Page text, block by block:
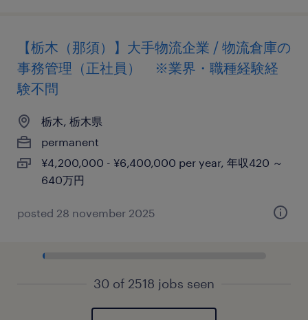
【栃木（那須）】大手物流企業 / 物流倉庫の
事務管理（正社員） ※業界・職種経験経
験不問
栃木, 栃木県
permanent
¥4,200,000 - ¥6,400,000 per year, 年収420 ～
640万円
posted 28 november 2025
30 of 2518 jobs seen